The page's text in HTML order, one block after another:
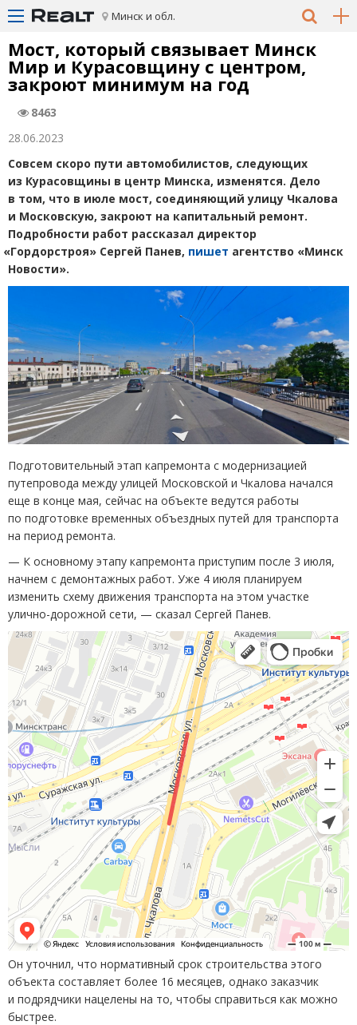
Минск и обл.
Мост, который связывает Минск
Мир и Курасовщину с центром,
закроют минимум на год
8463
28.06.2023
Совсем скоро пути автомобилистов, следующих
из Курасовщины в центр Минска, изменятся. Дело
в том, что в июле мост, соединяющий улицу Чкалова
и Московскую, закроют на капитальный ремонт.
Подробности работ рассказал директор
«Гордорстроя» Сергей Панев, пишет агентство «Минск
Новости».
Подготовительный этап капремонта с модернизацией
путепровода между улицей Московской и Чкалова начался
еще в конце мая, сейчас на объекте ведутся работы
по подготовке временных объездных путей для транспорта
на период ремонта.
— К основному этапу капремонта приступим после 3 июля,
начнем с демонтажных работ. Уже 4 июля планируем
изменить схему движения транспорта на этом участке
улично-дорожной сети, — сказал Сергей Панев.
Он уточнил, что нормативный срок строительства этого
объекта составляет более 16 месяцев, однако заказчик
и подрядчики нацелены на то, чтобы справиться как можно
быстрее.